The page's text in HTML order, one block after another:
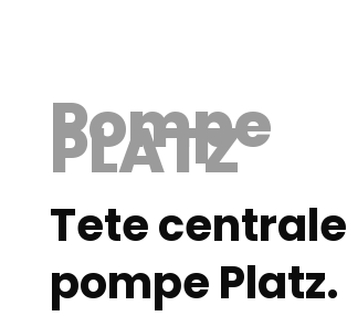
Pompe
PLATZ
Tete centrale
pompe Platz.